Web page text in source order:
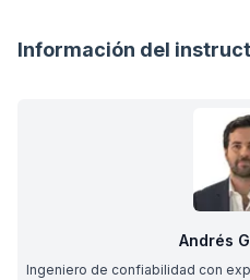
Información del
Andrés
Ingeniero de confiabilidad con